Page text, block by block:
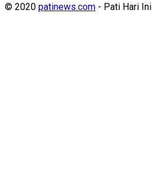
© 2020 patinews.com - Pati Hari Ini